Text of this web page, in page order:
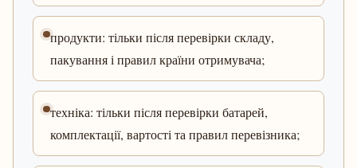
продукти: тільки після перевірки складу,
пакування і правил країни отримувача;
техніка: тільки після перевірки батарей,
комплектації, вартості та правил перевізника;